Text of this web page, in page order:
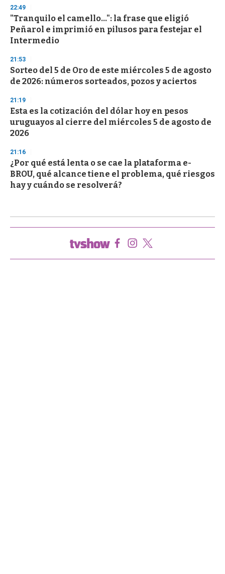
22:49
"Tranquilo el camello...": la frase que eligió
Peñarol e imprimió en pilusos para festejar el
Intermedio
21:53
Sorteo del 5 de Oro de este miércoles 5 de agosto
de 2026: números sorteados, pozos y aciertos
21:19
Esta es la cotización del dólar hoy en pesos
uruguayos al cierre del miércoles 5 de agosto de
2026
21:16
¿Por qué está lenta o se cae la plataforma e-
BROU, qué alcance tiene el problema, qué riesgos
hay y cuándo se resolverá?